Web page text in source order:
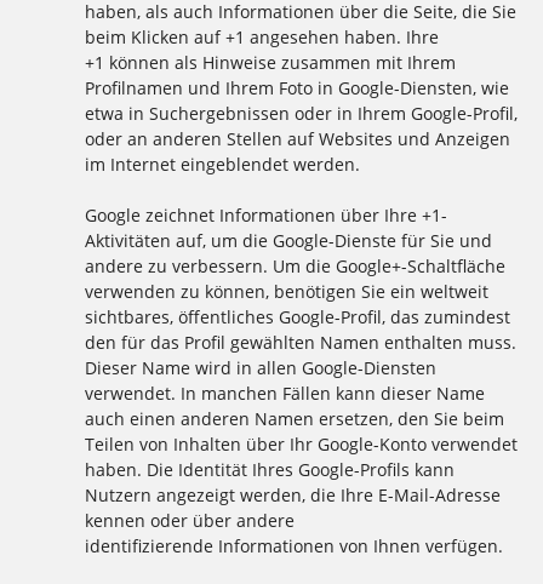
haben, als auch Informationen über die Seite, die Sie
beim Klicken auf +1 angesehen haben. Ihre
+1 können als Hinweise zusammen mit Ihrem
Profilnamen und Ihrem Foto in Google-Diensten, wie
etwa in Suchergebnissen oder in Ihrem Google-Profil,
oder an anderen Stellen auf Websites und Anzeigen
im Internet eingeblendet werden.
Google zeichnet Informationen über Ihre +1-
Aktivitäten auf, um die Google-Dienste für Sie und
andere zu verbessern. Um die Google+-Schaltfläche
verwenden zu können, benötigen Sie ein weltweit
sichtbares, öffentliches Google-Profil, das zumindest
den für das Profil gewählten Namen enthalten muss.
Dieser Name wird in allen Google-Diensten
verwendet. In manchen Fällen kann dieser Name
auch einen anderen Namen ersetzen, den Sie beim
Teilen von Inhalten über Ihr Google-Konto verwendet
haben. Die Identität Ihres Google-Profils kann
Nutzern angezeigt werden, die Ihre E-Mail-Adresse
kennen oder über andere
identifizierende Informationen von Ihnen verfügen.